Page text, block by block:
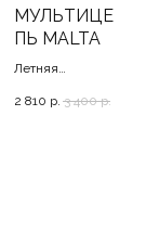
МУЛЬТИЦЕ
ПЬ MALTA
Летняя
морской
2 810 р. 3 400 р.